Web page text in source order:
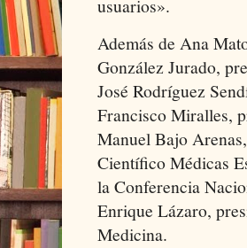
usuarios».
Además de Ana
González Jurado,
José Rodríguez
Francisco Miralles,
Manuel Bajo
Científico Médicas
la Conferencia
Enrique Lázaro,
Medicina.